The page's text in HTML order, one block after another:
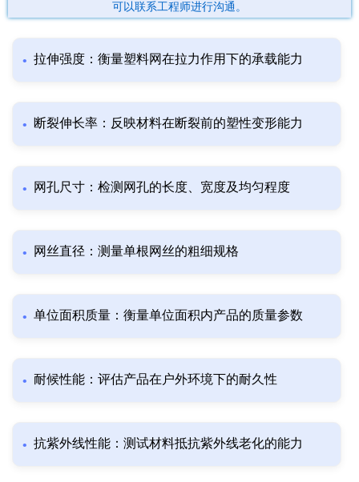
可以联系工程师进行沟通。
拉伸强度：衡量塑料网在拉力作用下的承载能力
断裂伸长率：反映材料在断裂前的塑性变形能力
网孔尺寸：检测网孔的长度、宽度及均匀程度
网丝直径：测量单根网丝的粗细规格
单位面积质量：衡量单位面积内产品的质量参数
耐候性能：评估产品在户外环境下的耐久性
抗紫外线性能：测试材料抵抗紫外线老化的能力